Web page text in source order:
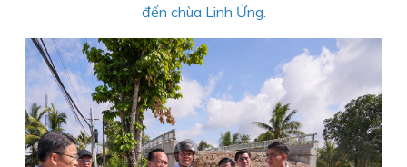
đến chùa Linh Ứng.